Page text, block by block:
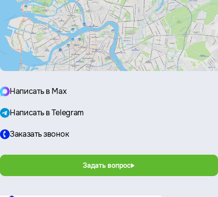
Написать в Max
Написать в Telegram
Заказать звонок
Задать вопрос